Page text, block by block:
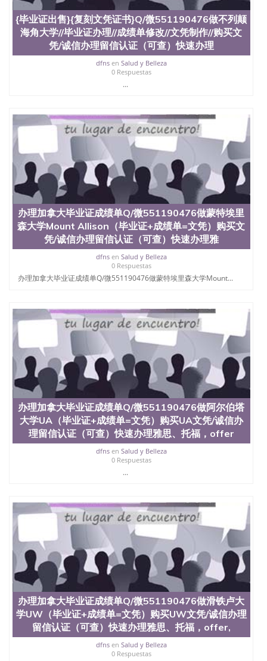
{毕业证出售}{复刻文凭证书}Q/微551190476做不列颠
海角大学//毕业证办理//成绩单修改//文凭制作//购买文
凭/诚信办理留信认证（可查）快速办理
dfnsen Salud y Belleza
0 Respuestas
...
办理加拿大毕业证成绩单Q/微551190476做蒙特埃里
森大学Mount Allison（毕业证+成绩单=文凭）购买文
凭/诚信办理留信认证（可查）快速办理雅
dfnsen Salud y Belleza
0 Respuestas
办理加拿大毕业证成绩单Q/微551190476做蒙特埃里森大学Mount...
办理加拿大毕业证成绩单Q/微551190476做阿尔伯塔
大学UA（毕业证+成绩单=文凭）购买UA文凭/诚信办
理留信认证（可查）快速办理雅思、托福，offer
dfnsen Salud y Belleza
0 Respuestas
...
办理加拿大毕业证成绩单Q/微551190476做滑铁卢大
学UW（毕业证+成绩单=文凭）购买UW文凭/诚信办理
留信认证（可查）快速办理雅思、托福，offer,
dfnsen Salud y Belleza
0 Respuestas